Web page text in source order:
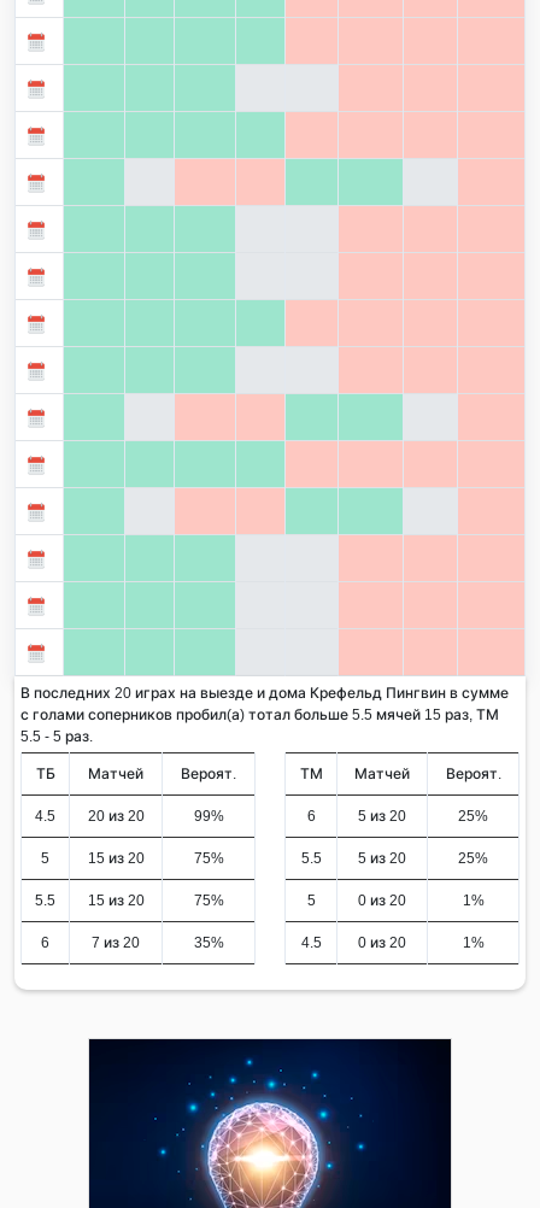
В последних 20 играх на выезде и дома Крефельд Пингвин в сумме
с голами соперников пробил(а) тотал больше 5.5 мячей 15 раз, ТМ
5.5 - 5 раз.
ТБ Матчей Вероят.
4.5 20 из 20 99%
5 15 из 20 75%
5.5 15 из 20 75%
6 7 из 20 35%
ТМ Матчей Вероят.
6 5 из 20 25%
5.5 5 из 20 25%
5 0 из 20 1%
4.5 0 из 20 1%